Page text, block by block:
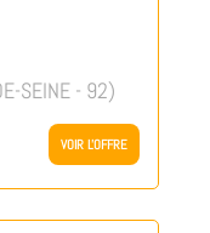
SEINE - 92)
VOIR L'OFFRE